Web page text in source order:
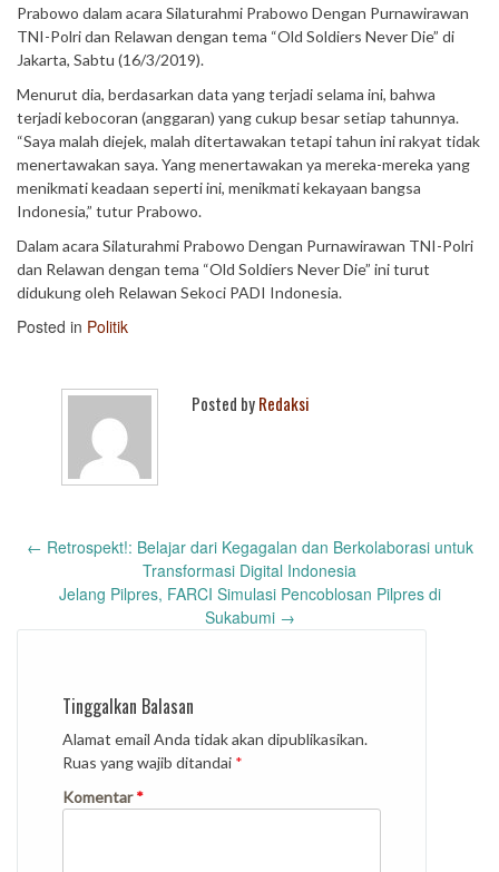
Prabowo dalam acara Silaturahmi Prabowo Dengan Purnawirawan
TNI-Polri dan Relawan dengan tema “Old Soldiers Never Die” di
Jakarta, Sabtu (16/3/2019).
Menurut dia, berdasarkan data yang terjadi selama ini, bahwa
terjadi kebocoran (anggaran) yang cukup besar setiap tahunnya.
“Saya malah diejek, malah ditertawakan tetapi tahun ini rakyat tidak
menertawakan saya. Yang menertawakan ya mereka-mereka yang
menikmati keadaan seperti ini, menikmati kekayaan bangsa
Indonesia,” tutur Prabowo.
Dalam acara Silaturahmi Prabowo Dengan Purnawirawan TNI-Polri
dan Relawan dengan tema “Old Soldiers Never Die” ini turut
didukung oleh Relawan Sekoci PADI Indonesia.
Posted in Politik
Posted byRedaksi
Post
← Retrospekt!: Belajar dari Kegagalan dan Berkolaborasi untuk
Transformasi Digital Indonesia
Jelang Pilpres, FARCI Simulasi Pencoblosan Pilpres di
Sukabumi →
Tinggalkan Balasan
Alamat email Anda tidak akan dipublikasikan.
Ruas yang wajib ditandai *
Komentar*